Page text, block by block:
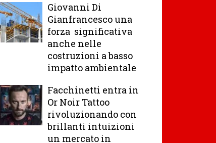
Giovanni Di
Gianfrancesco una
forza significativa
anche nelle
costruzioni a basso
impatto ambientale
Facchinetti entra in
Or Noir Tattoo
rivoluzionando con
brillanti intuizioni
un mercato in